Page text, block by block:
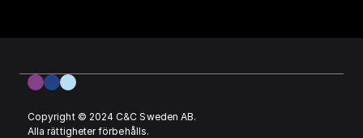
Copyright © 2024 C&C Sweden AB.
Alla rättigheter förbehålls.